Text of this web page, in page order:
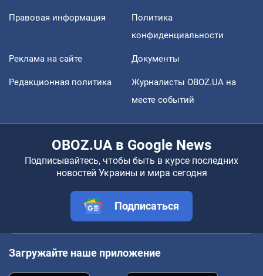
Правовая информация
Политика
конфиденциальности
Реклама на сайте Документы
Редакционная политика
Журналисты OBOZ.UA на
месте событий
OBOZ.UA в Google News
Подписывайтесь, чтобы быть в курсе последних
новостей Украины и мира сегодня
Подписаться
Загружайте наше приложение